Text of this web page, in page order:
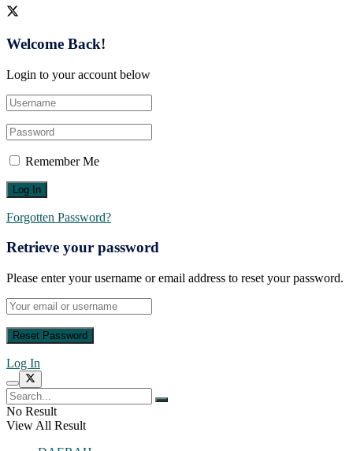
Welcome Back!
Login to your account below
Remember Me
Forgotten Password?
Retrieve your password
Please enter your username or email address to reset your password.
Log In
No Result
View All Result